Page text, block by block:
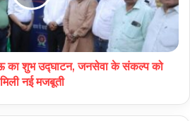
का शुभ उद्घाटन, जनसेवा के संकल्प को
मिली नई मजबूती